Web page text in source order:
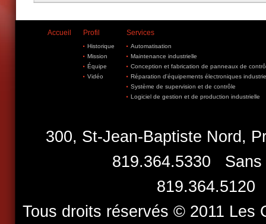
Accueil Profil
Historique
Mission
Équipe
Vidéo
Services
Automatisation
Maintenance industrielle
Conception et fabrication de panneaux de
Réparation d'équipements électroniques
Système de supervision et de contrôle
Logiciel de gestion et de production industrielle
300, St-Jean-Baptiste
819­.364­.5330
Tous droits réservés © 2011